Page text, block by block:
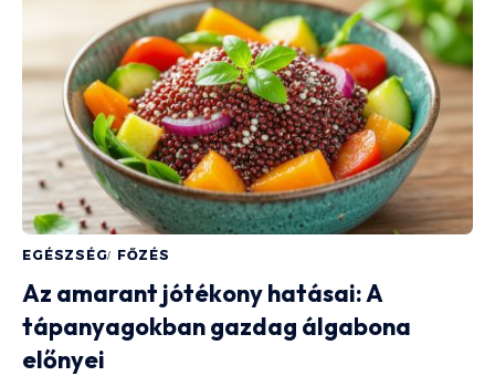
EGÉSZSÉG FŐZÉS
Az amarant jótékony hatásai: A
tápanyagokban gazdag álgabona
előnyei